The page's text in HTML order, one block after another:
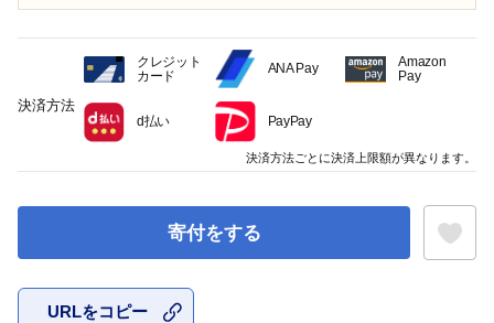
寄付をする
URLをコピー
決済方法
クレジット
カード
ANA Pay
Amazon
Pay
d払い PayPay
決済方法ごとに決済上限額が異なります。